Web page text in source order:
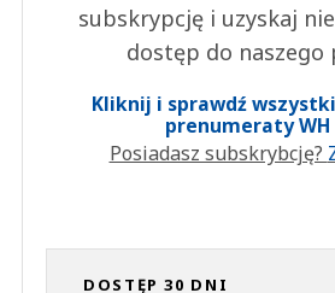
subskrypcję i uzyskaj
dostęp do naszego
Kliknij i sprawdź
prenumeraty WH
Posiadasz subskrybcję?
DOSTĘP 30 DNI